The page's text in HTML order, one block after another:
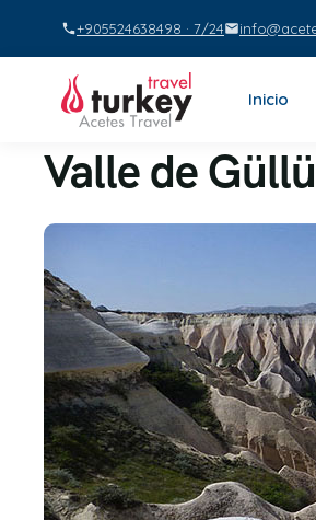
+905524638498 · 7/24
Inicio
Valle de